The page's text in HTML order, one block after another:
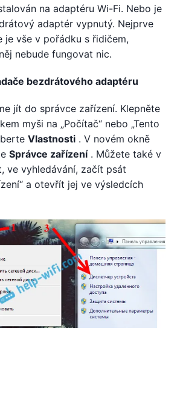
na adaptéru Wi-Fi. Nebo je
adaptér vypnutý. Nejprve
je vše v pořádku s řidičem,
nebude fungovat nic.
bezdrátového adaptéru
jít do správce zařízení. Klepněte
myši na „Počítač“ nebo „Tento
Vlastnosti . V novém okně
Správce zařízení. Můžete také v
ve vyhledávání, začít psát
a otevřít jej ve výsledcích